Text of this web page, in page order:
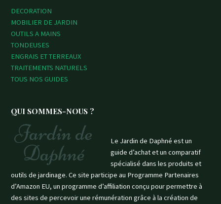
DECORATION
MOBILIER DE JARDIN
OUTILS A MAINS
TONDEUSES
ENGRAIS ET TERREAUX
TRAITEMENTS NATURELS
TOUS NOS GUIDES
QUI SOMMES-NOUS ?
Le Jardin de Daphné est un
guide d’achat et un comparatif
spécialisé dans les produits et
outils de jardinage. Ce site participe au Programme Partenaires
d’Amazon EU, un programme d’affiliation conçu pour permettre à
des sites de percevoir une rémunération grâce à la création de